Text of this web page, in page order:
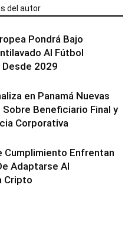
del autor
Pondrá Bajo
Al Fútbol
2029
en Panamá Nuevas
Beneficiario Final y
Corporativa
Cumplimiento Enfrentan
Adaptarse Al
Cripto